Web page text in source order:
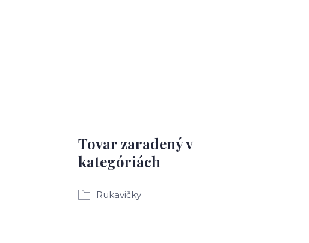
Tovar zaradený v
kategóriách
Rukavičky